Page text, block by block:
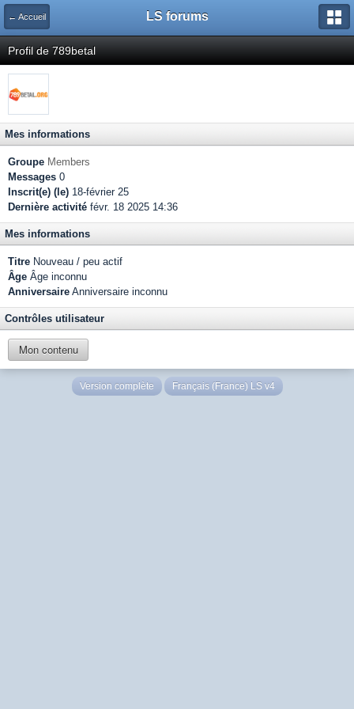
← Accueil LS forums
Profil de 789betal
Mes informations
Groupe Members
Messages 0
Inscrit(e) (le) 18-février 25
Dernière activité févr. 18 2025 14:36
Mes informations
Titre Nouveau / peu actif
Âge Âge inconnu
Anniversaire Anniversaire inconnu
Contrôles utilisateur
Mon contenu
Version complète Français (France) LS v4